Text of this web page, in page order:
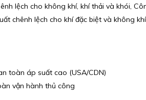
lệch cho không khí, khí thải và khói,
chênh lệch cho khí đặc biệt và không
toàn áp suất cao (USA/CDN)
vận hành thủ công